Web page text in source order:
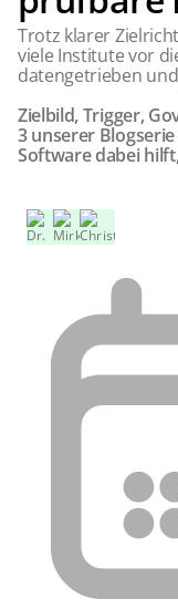
Trotz klarer
viele Institute vor
datengetrieben
Zielbild, Trigger,
3 unserer
Software dabei